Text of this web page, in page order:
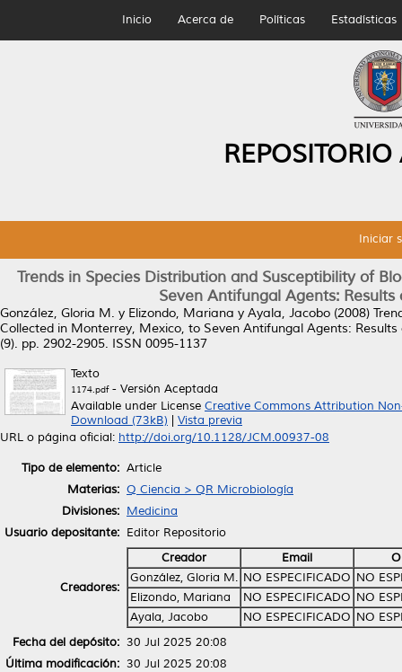
Inicio Acerca de Políticas Estadísticas
Iniciar
Trends in Species Distribution and Susceptibility of
Seven Antifungal Agents:
González, Gloria M. y Elizondo, Mariana y Ayala, Jacobo (2008)
Collected in Monterrey, Mexico, to Seven Antifungal Agents:
(9). pp. 2902-2905. ISSN 0095-1137
Texto
1174.pdf- Versión Aceptada
Available under License Creative Commons Attribution
Download (73kB)
Vista previa
URL o página oficial: http://doi.org/10.1128/JCM.00937-08
Tipo de elemento: Article
Materias: Q Ciencia > QR Microbiología
Divisiones: Medicina
Usuario depositante: Editor Repositorio
Creadores:
Creador Email
González, Gloria M. NO ESPECIFICADO NO
Elizondo, Mariana
NO ESPECIFICADO NO
Ayala, Jacobo
NO ESPECIFICADO NO
Fecha del depósito: 30 Jul 2025 20:08
Última modificación: 30 Jul 2025 20:08